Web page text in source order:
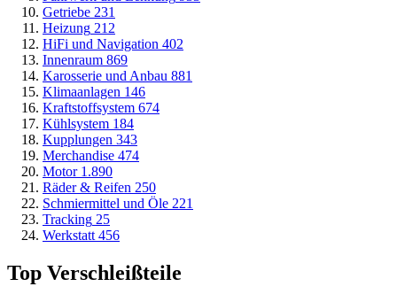
Getriebe 231
Heizung 212
HiFi und Navigation 402
Innenraum 869
Karosserie und Anbau 881
Klimaanlagen 146
Kraftstoffsystem 674
Kühlsystem 184
Kupplungen 343
Merchandise 474
Motor 1.890
Räder & Reifen 250
Schmiermittel und Öle 221
Tracking 25
Werkstatt 456
Top Verschleißteile